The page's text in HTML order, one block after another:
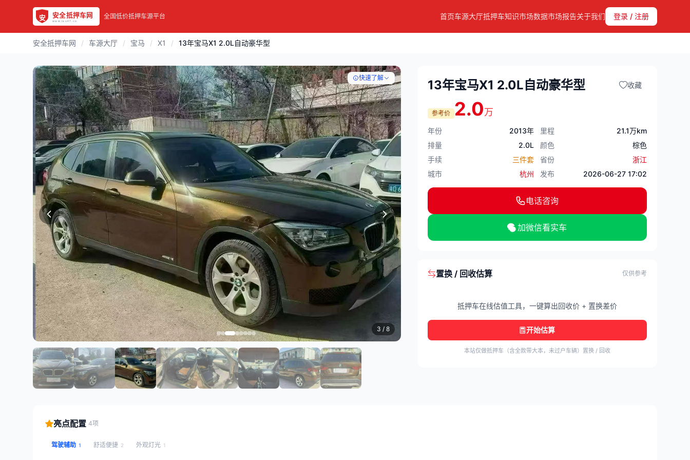
全国低价抵押车源平台 首页车源大厅抵押车知识市场数据市场报告关于我们 登录 / 注册
安全抵押车网 / 车源大厅 / 宝马 / X1 / 13年宝马X1 2.0L自动豪华型
快速了解
3 / 8
13年宝马X1 2.0L自动豪华型 收藏
参考价 2.0万
年份 2013年 里程
21.1万km
排量
2.0L 颜色
棕色
手续
三件套 省份
浙江
城市
杭州 发布 2026-06-27 17:02
电话咨询
加微信看实车
置换 / 回收估算 仅供参考
抵押车在线估值工具，一键算出回收价 + 置换差价
开始估算
本站仅做抵押车（含全款带大本，未过户车辆）置换 / 回收
亮点配置 4项
驾驶辅助 1 舒适便捷 2 外观灯光 1